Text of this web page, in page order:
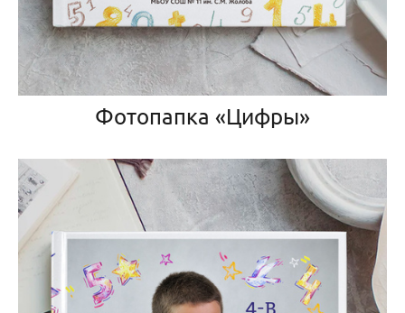
Фотопапка «Цифры»